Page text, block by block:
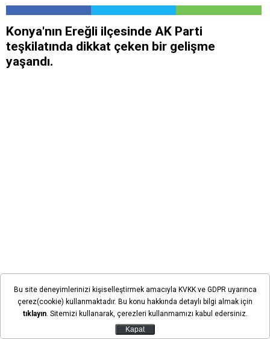
​Konya'nın Ereğli ilçesinde AK Parti
teşkilatında dikkat çeken bir gelişme
yaşandı.
Bu site deneyimlerinizi kişiselleştirmek amacıyla KVKK ve GDPR uyarınca
çerez(cookie) kullanmaktadır. Bu konu hakkında detaylı bilgi almak için
tıklayın. Sitemizi kullanarak, çerezleri kullanmamızı kabul edersiniz.
Kapat